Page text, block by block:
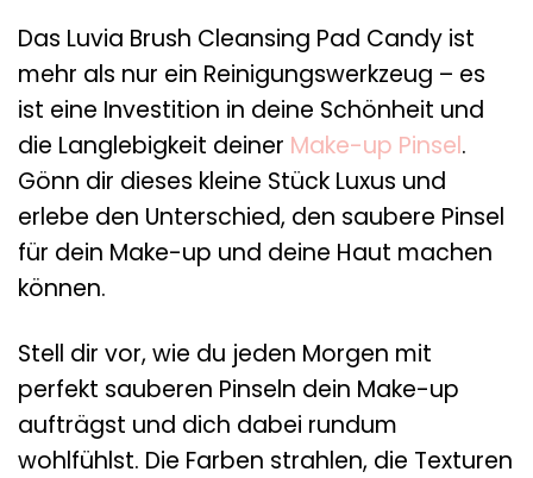
Das Luvia Brush Cleansing Pad Candy ist
mehr als nur ein Reinigungswerkzeug – es
ist eine Investition in deine Schönheit und
die Langlebigkeit deiner Make-up Pinsel.
Gönn dir dieses kleine Stück Luxus und
erlebe den Unterschied, den saubere Pinsel
für dein Make-up und deine Haut machen
können.
Stell dir vor, wie du jeden Morgen mit
perfekt sauberen Pinseln dein Make-up
aufträgst und dich dabei rundum
wohlfühlst. Die Farben strahlen, die Texturen